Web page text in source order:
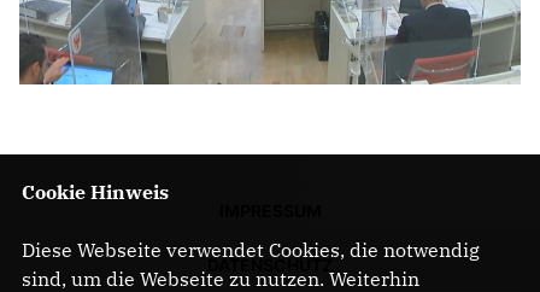
Cookie Hinweis
Diese Webseite verwendet Cookies, die notwendig
sind, um die Webseite zu nutzen. Weiterhin